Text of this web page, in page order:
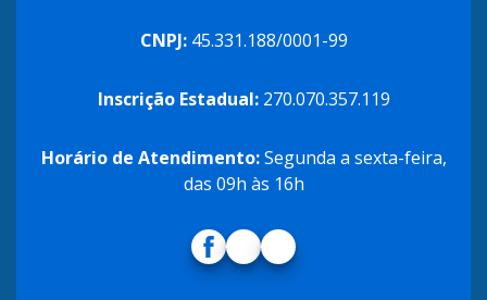
CNPJ:45.331.188/0001-99
Inscrição Estadual:270.070.357.119
Horário de Atendimento:Segunda a sexta-feira,
das 09h às 16h